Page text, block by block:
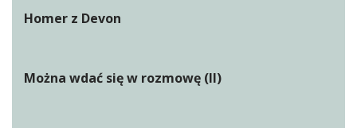
Homer z Devon
Można wdać się w rozmowę (II)